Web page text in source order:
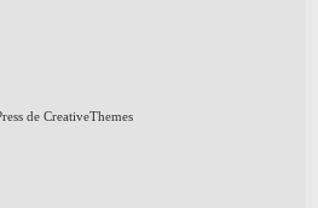
de CreativeThemes